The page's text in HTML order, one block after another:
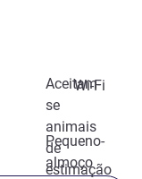
Aceitam-
se
animais
de
estimação
Wi-Fi
Pequeno-
almoço